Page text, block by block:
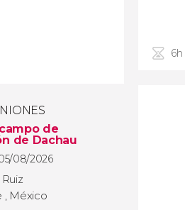
de
de Dachau
08/2026
, México